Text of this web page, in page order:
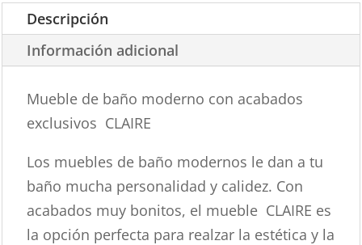
Descripción
Información adicional
Mueble de baño moderno con acabados
exclusivos CLAIRE
Los muebles de baño modernos le dan a tu
baño mucha personalidad y calidez. Con
acabados muy bonitos, el mueble CLAIRE es
la opción perfecta para realzar la estética y la